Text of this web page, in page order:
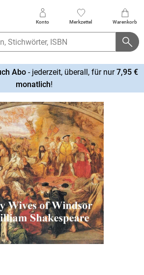
Konto Merkzettel Warenkorb
Abo- jederzeit, überall, für nur7,95 €
monatlich!